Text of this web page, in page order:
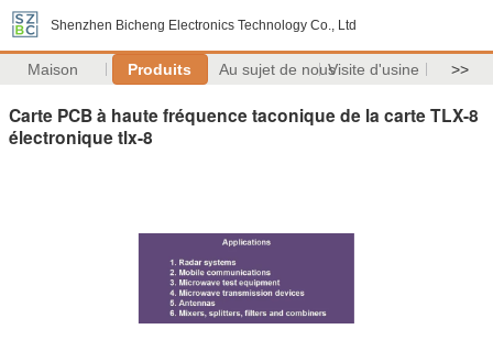
Shenzhen Bicheng Electronics Technology Co., Ltd
Maison Produits Au sujet de nousVisite d'usine >>
Carte PCB à haute fréquence taconique de la carte TLX-8
électronique tlx-8